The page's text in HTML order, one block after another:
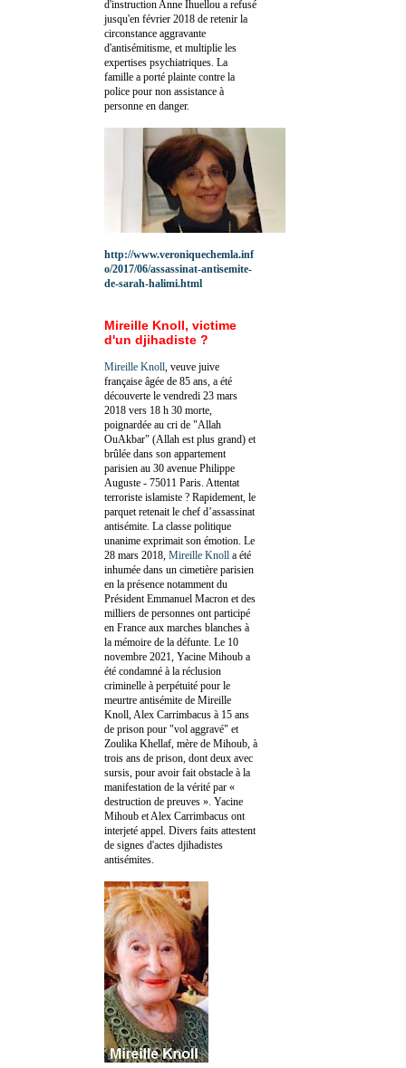
d'instruction Anne Ihuellou a refusé
jusqu'en février 2018 de retenir la
circonstance aggravante
d'antisémitisme, et multiplie les
expertises psychiatriques. La
famille a porté plainte contre la
police pour non assistance à
personne en danger.
http://www.veroniquechemla.inf
o/2017/06/assassinat-antisemite-
de-sarah-halimi.html
Mireille Knoll, victime
d'un djihadiste ?
Mireille Knoll , veuve juive
française âgée de 85 ans, a été
découverte le vendredi 23 mars
2018 vers 18 h 30 morte,
poignardée au cri de "Allah
OuAkbar" (Allah est plus grand) et
brûlée dans son appartement
parisien au 30 avenue Philippe
Auguste - 75011 Paris. Attentat
terroriste islamiste ? Rapidement, le
parquet retenait le chef d’assassinat
antisémite. La classe politique
unanime exprimait son émotion. Le
28 mars 2018, Mireille Knoll a été
inhumée dans un cimetière parisien
en la présence notamment du
Président Emmanuel Macron et des
milliers de personnes ont participé
en France aux marches blanches à
la mémoire de la défunte. Le 10
novembre 2021, Yacine Mihoub a
été condamné à la réclusion
criminelle à perpétuité pour le
meurtre antisémite de Mireille
Knoll, Alex Carrimbacus à 15 ans
de prison pour "vol aggravé" et
Zoulika Khellaf, mère de Mihoub, à
trois ans de prison, dont deux avec
sursis, pour avoir fait obstacle à la
manifestation de la vérité par «
destruction de preuves ». Yacine
Mihoub et Alex Carrimbacus ont
interjeté appel. Divers faits attestent
de signes d'actes djihadistes
antisémites.